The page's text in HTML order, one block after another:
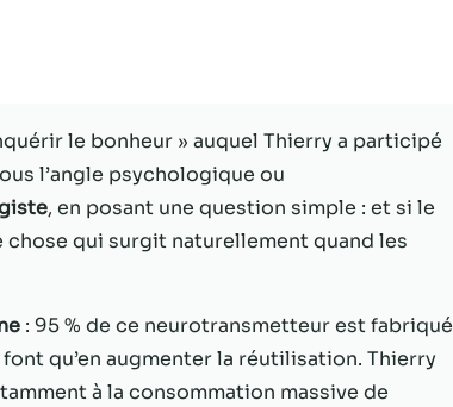
le bonheur » auquel Thierry a participé
l’angle psychologique ou
, en posant une question simple : et si le
chose qui surgit naturellement quand les
: 95 % de ce neurotransmetteur est fabriqué
qu’en augmenter la réutilisation. Thierry
à la consommation massive de
fonctionnalité
et la structure
du site Web,
de la façon
utilisé.